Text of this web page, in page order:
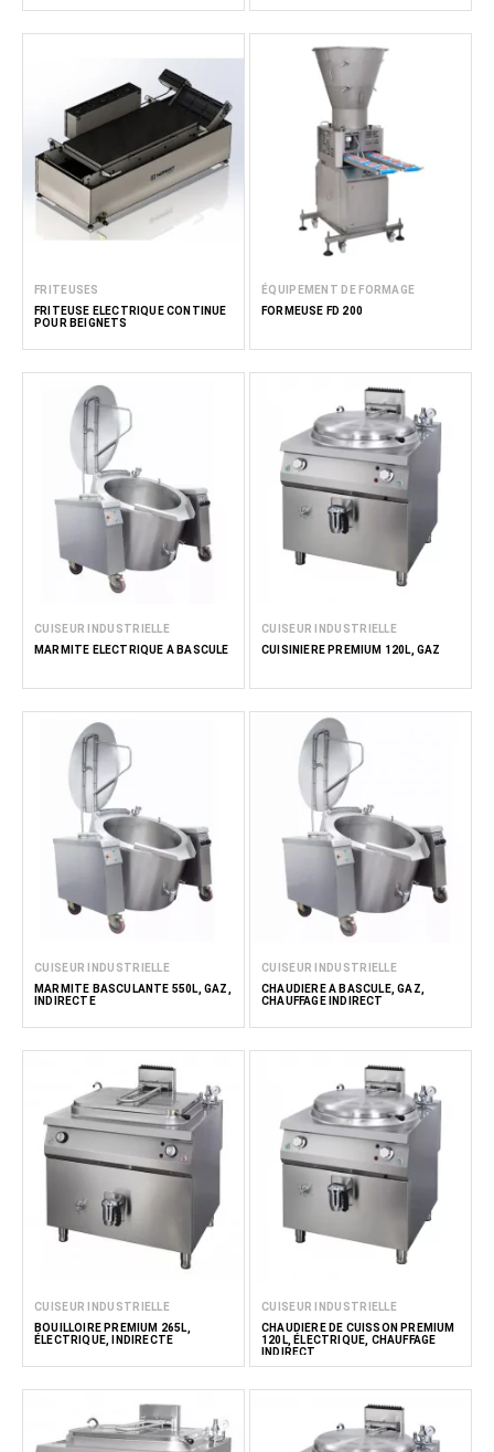
FRITEUSES
FRITEUSE ÉLECTRIQUE CONTINUE
POUR BEIGNETS
ÉQUIPEMENT DE FORMAGE
FORMEUSE FD 200
CUISEUR INDUSTRIELLE
MARMITE ÉLECTRIQUE À BASCULE
CUISEUR INDUSTRIELLE
CUISINIÈRE PREMIUM 120L, GAZ
CUISEUR INDUSTRIELLE
MARMITE BASCULANTE 550L, GAZ,
INDIRECTE
CUISEUR INDUSTRIELLE
CHAUDIÈRE À BASCULE, GAZ,
CHAUFFAGE INDIRECT
CUISEUR INDUSTRIELLE
BOUILLOIRE PREMIUM 265L,
ÉLECTRIQUE, INDIRECTE
CUISEUR INDUSTRIELLE
CHAUDIÈRE DE CUISSON PREMIUM
120L, ÉLECTRIQUE, CHAUFFAGE
INDIRECT